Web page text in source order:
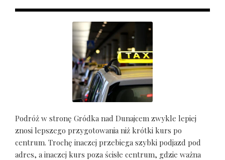
Podróż w stronę Gródka nad Dunajcem zwykle lepiej
znosi lepszego przygotowania niż krótki kurs po
centrum. Trochę inaczej przebiega szybki podjazd pod
adres, a inaczej kurs poza ścisłe centrum, gdzie ważna